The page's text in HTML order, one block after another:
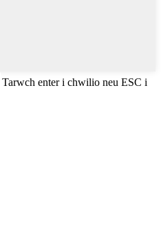
Tarwch enter i chwilio neu ESC i